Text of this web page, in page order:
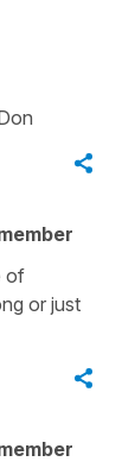
of
or just